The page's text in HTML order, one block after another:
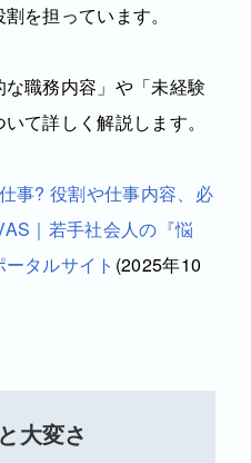
を担っています。
職務内容」や「未経験
て詳しく解説します。
事? 役割や仕事内容、必
｜若手社会人の『悩
タルサイト (2025年10
大変さ